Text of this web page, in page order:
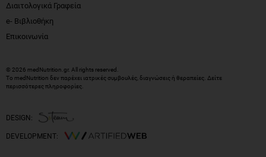
Διαιτολογικά Γραφεία
e- Βιβλιοθήκη
Επικοινωνία
© 2026 medNutrition.gr. All rights reserved.
Το medNutrition δεν παρέχει ιατρικές συμβουλές, διαγνώσεις ή θεραπείες. Δείτε
περισσότερες πληροφορίες
DESIGN:
DEVELOPMENT: